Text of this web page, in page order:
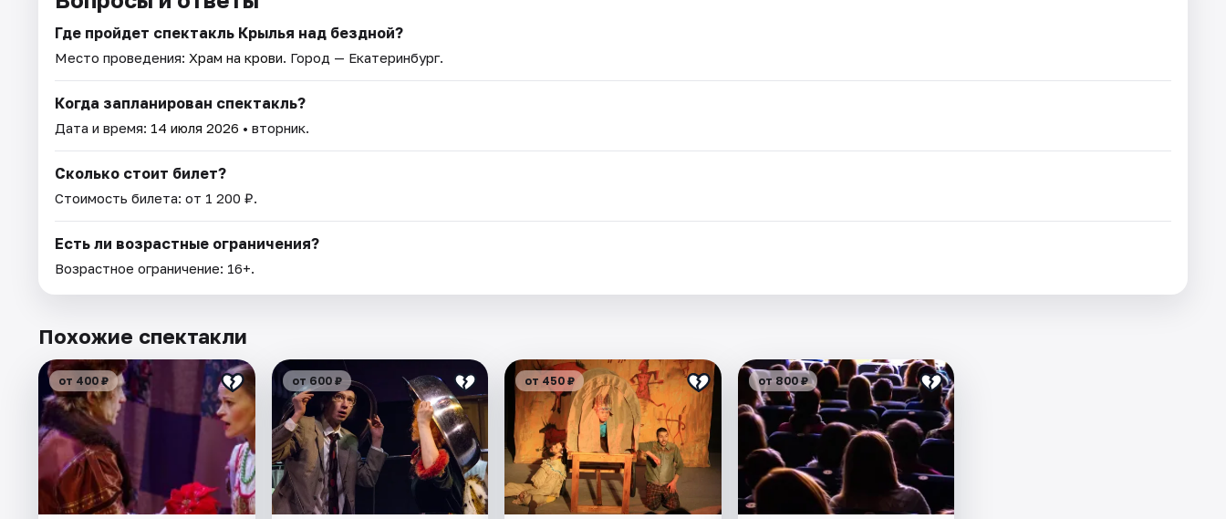
Где пройдет спектакль Крылья над бездной?
Место проведения: Храм на крови. Город — Екатеринбург.
Когда запланирован спектакль?
Дата и время: 14 июля 2026 • вторник.
Сколько стоит билет?
Стоимость билета: от 1 200 ₽.
Есть ли возрастные ограничения?
Возрастное ограничение: 16+.
Похожие спектакли
от 400 ₽ от 600 ₽ от 450 ₽ от 800 ₽